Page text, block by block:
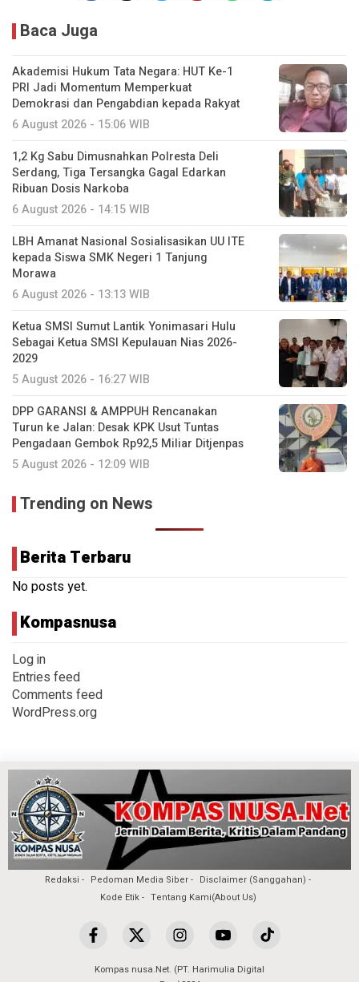
Baca Juga
Akademisi Hukum Tata Negara: HUT Ke-1
PRI Jadi Momentum Memperkuat
Demokrasi dan Pengabdian kepada Rakyat
6 August 2026 - 15:06 WIB
1,2 Kg Sabu Dimusnahkan Polresta Deli
Serdang, Tiga Tersangka Gagal Edarkan
Ribuan Dosis Narkoba
6 August 2026 - 14:15 WIB
LBH Amanat Nasional Sosialisasikan UU ITE
kepada Siswa SMK Negeri 1 Tanjung
Morawa
6 August 2026 - 13:13 WIB
Ketua SMSI Sumut Lantik Yonimasari Hulu
Sebagai Ketua SMSI Kepulauan Nias 2026-
2029
5 August 2026 - 16:27 WIB
DPP GARANSI & AMPPUH Rencanakan
Turun ke Jalan: Desak KPK Usut Tuntas
Pengadaan Gembok Rp92,5 Miliar Ditjenpas
5 August 2026 - 12:09 WIB
Trending on News
Berita Terbaru
No posts yet.
Kompasnusa
Log in
Entries feed
Comments feed
WordPress.org
Redaksi Pedoman Media Siber
Disclaimer (Sanggahan)
Kode Etik
Tentang Kami(About Us)
Kompas nusa.Net. (PT. Harimulia Digital